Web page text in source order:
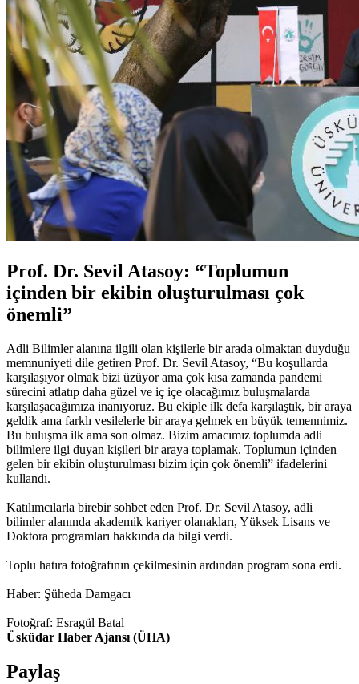
Prof. Dr. Sevil Atasoy: “Toplumun
içinden bir ekibin oluşturulması çok
önemli”
Adli Bilimler alanına ilgili olan kişilerle bir arada olmaktan duyduğu
memnuniyeti dile getiren Prof. Dr. Sevil Atasoy, “Bu koşullarda
karşılaşıyor olmak bizi üzüyor ama çok kısa zamanda pandemi
sürecini atlatıp daha güzel ve iç içe olacağımız buluşmalarda
karşılaşacağımıza inanıyoruz. Bu ekiple ilk defa karşılaştık, bir araya
geldik ama farklı vesilelerle bir araya gelmek en büyük temennimiz.
Bu buluşma ilk ama son olmaz. Bizim amacımız toplumda adli
bilimlere ilgi duyan kişileri bir araya toplamak. Toplumun içinden
gelen bir ekibin oluşturulması bizim için çok önemli” ifadelerini
kullandı.
Katılımcılarla birebir sohbet eden Prof. Dr. Sevil Atasoy, adli
bilimler alanında akademik kariyer olanakları, Yüksek Lisans ve
Doktora programları hakkında da bilgi verdi.
Toplu hatıra fotoğrafının çekilmesinin ardından program sona erdi.
Haber: Şüheda Damgacı
Fotoğraf: Esragül Batal
Üsküdar Haber Ajansı (ÜHA)
Paylaş